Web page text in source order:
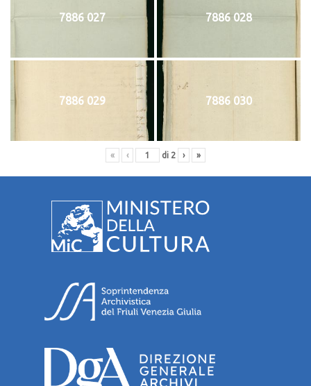
7886 027 7886 028
7886 029 7886 030
« ‹ di 2 › »